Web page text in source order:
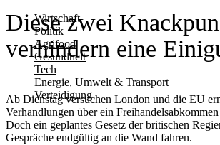
Wirtschaft
Politik
Agrifood
Gesundheit
Tech
Energie, Umwelt & Transport
Verteidigung
Diese zwei
verhindern eine
Ab Dienstag versuchen London und die EU
Verhandlungen über ein
Doch ein geplantes Gesetz der britischen
Gespräche endgültig an die Wand fahren.